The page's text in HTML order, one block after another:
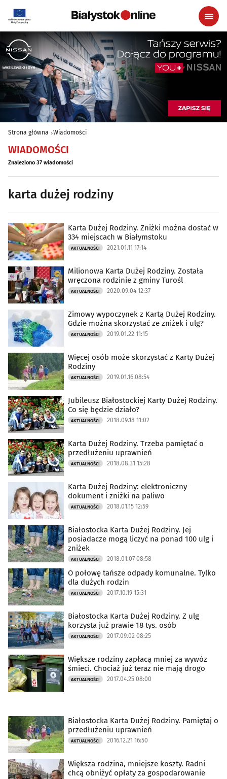
Strona główna Wiadomości
WIADOMOŚCI
Znaleziono 37 wiadomości
karta dużej rodziny
Karta Dużej Rodziny. Zniżki można dostać w
334 miejscach w Białymstoku
AKTUALNOŚCI 2021.01.11 17:14
Milionowa Karta Dużej Rodziny. Została
wręczona rodzinie z gminy Turośl
AKTUALNOŚCI 2020.09.04 12:37
Zimowy wypoczynek z Kartą Dużej Rodziny.
Gdzie można skorzystać ze zniżek i ulg?
AKTUALNOŚCI 2019.01.22 11:15
Więcej osób może skorzystać z Karty Dużej
Rodziny
AKTUALNOŚCI 2019.01.16 08:54
Jubileusz Białostockiej Karty Dużej Rodziny.
Co się będzie działo?
AKTUALNOŚCI 2018.09.18 11:02
Karta Dużej Rodziny. Trzeba pamiętać o
przedłużeniu uprawnień
AKTUALNOŚCI 2018.08.31 15:28
Karta Dużej Rodziny: elektroniczny
dokument i zniżki na paliwo
AKTUALNOŚCI 2018.01.15 12:59
Białostocka Karta Dużej Rodziny. Jej
posiadacze mogą liczyć na ponad 100 ulg i
zniżek
AKTUALNOŚCI 2018.01.07 08:58
O połowę tańsze odpady komunalne. Tylko
dla dużych rodzin
AKTUALNOŚCI 2017.10.19 15:31
Białostocka Karta Dużej Rodziny. Z ulg
korzysta już prawie 18 tys. osób
AKTUALNOŚCI 2017.09.02 08:25
Większe rodziny zapłacą mniej za wywóz
śmieci. Chociaż już teraz nie mają drogo
AKTUALNOŚCI 2017.04.25 08:00
Białostocka Karta Dużej Rodziny. Pamiętaj o
przedłużeniu uprawnień
AKTUALNOŚCI 2016.12.21 16:50
Większa rodzina, mniejsze koszty. Radni
chcą obniżyć opłaty za gospodarowanie